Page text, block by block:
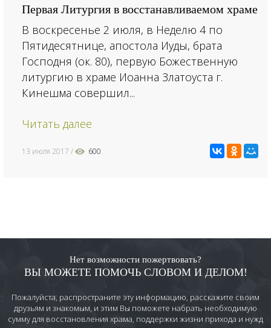
Первая Литургия в восстанавливаемом храме
В воскресенье 2 июля, в Неделю 4 по
Пятидесятнице, апостола Иуды, брата
Господня (ок. 80), первую Божественную
литургию в храме Иоанна Златоуста г.
Кинешма совершил...
Читать далее
13 июля 2017 600
Нет возможности пожертвовать?
ВЫ МОЖЕТЕ ПОМОЧЬ СЛОВОМ И ДЕЛОМ!
Пожалуйста, распространите эту информацию, расскажите своим
друзьям и знакомым, и этим Вы поможете набрать необходимую
сумму для восстановления храма, поддержки жизни прихода и нужд